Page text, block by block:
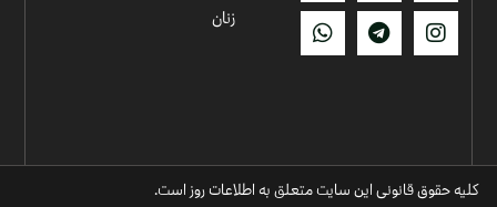
زنان
کلیه حقوق قانونی این سایت متعلق به اطلاعات روز است.